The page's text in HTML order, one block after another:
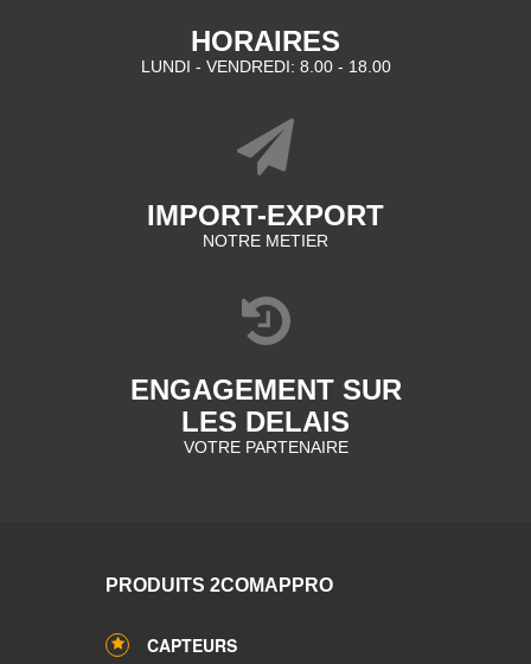
HORAIRES
LUNDI - VENDREDI: 8.00 - 18.00
IMPORT-EXPORT
NOTRE METIER
ENGAGEMENT SUR
LES DELAIS
VOTRE PARTENAIRE
PRODUITS 2COMAPPRO
CAPTEURS